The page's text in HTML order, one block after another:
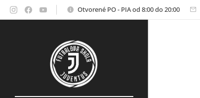
Otvorené PO - PIA od 8:00 do 20:00